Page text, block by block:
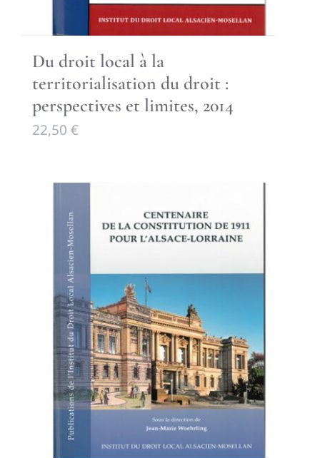
Du droit local à la
territorialisation du droit :
perspectives et limites, 2014
22,50 €